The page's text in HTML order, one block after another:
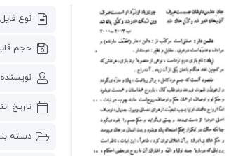
نوع فایل
حجم
نویسنده
تاریخ
دسته